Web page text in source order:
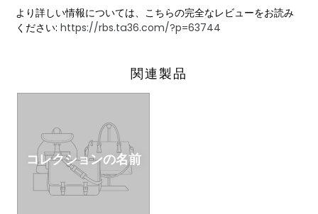
より詳しい情報については、こちらの完全なレビューをお読み
ください: https://rbs.ta36.com/?p=63744
関連製品
コレクションの名前